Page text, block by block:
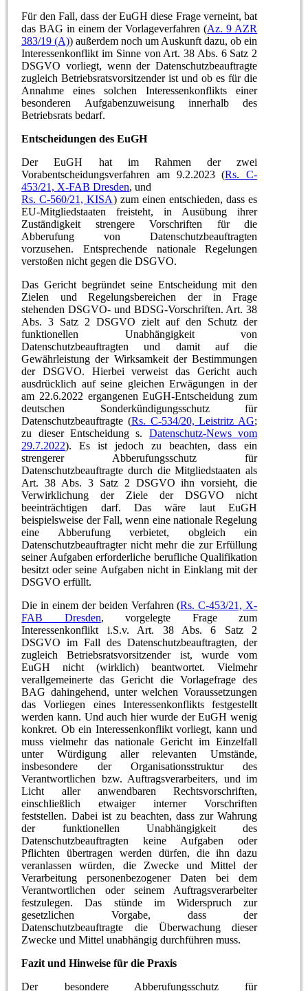
Für den Fall, dass der EuGH diese Frage verneint, bat
das BAG in einem der Vorlageverfahren (Az. 9 AZR
383/19 (A)) außerdem noch um Auskunft dazu, ob ein
Interessenkonflikt im Sinne von Art. 38 Abs. 6 Satz 2
DSGVO vorliegt, wenn der Datenschutzbeauftragte
zugleich Betriebsratsvorsitzender ist und ob es für die
Annahme eines solchen Interessenkonflikts einer
besonderen Aufgabenzuweisung innerhalb des
Betriebsrats bedarf.
Entscheidungen des EuGH
Der EuGH hat im Rahmen der zwei
Vorabentscheidungsverfahren am 9.2.2023 (Rs. C-
453/21, X-FAB Dresden, und
Rs. C-560/21, KISA) zum einen entschieden, dass es
EU-Mitgliedstaaten freisteht, in Ausübung ihrer
Zuständigkeit strengere Vorschriften für die
Abberufung von Datenschutzbeauftragten
vorzusehen. Entsprechende nationale Regelungen
verstoßen nicht gegen die DSGVO.
Das Gericht begründet seine Entscheidung mit den
Zielen und Regelungsbereichen der in Frage
stehenden DSGVO- und BDSG-Vorschriften. Art. 38
Abs. 3 Satz 2 DSGVO zielt auf den Schutz der
funktionellen Unabhängigkeit von
Datenschutzbeauftragten und damit auf die
Gewährleistung der Wirksamkeit der Bestimmungen
der DSGVO. Hierbei verweist das Gericht auch
ausdrücklich auf seine gleichen Erwägungen in der
am 22.6.2022 ergangenen EuGH-Entscheidung zum
deutschen Sonderkündigungsschutz für
Datenschutzbeauftragte (Rs. C-534/20, Leistritz AG;
zu dieser Entscheidung s. Datenschutz-News vom
29.7.2022). Es ist jedoch zu beachten, dass ein
strengerer Abberufungsschutz für
Datenschutzbeauftragte durch die Mitgliedstaaten als
Art. 38 Abs. 3 Satz 2 DSGVO ihn vorsieht, die
Verwirklichung der Ziele der DSGVO nicht
beeinträchtigen darf. Das wäre laut EuGH
beispielsweise der Fall, wenn eine nationale Regelung
eine Abberufung verbietet, obgleich ein
Datenschutzbeauftragter nicht mehr die zur Erfüllung
seiner Aufgaben erforderliche berufliche Qualifikation
besitzt oder seine Aufgaben nicht in Einklang mit der
DSGVO erfüllt.
Die in einem der beiden Verfahren (Rs. C-453/21, X-
FAB Dresden, vorgelegte Frage zum
Interessenkonflikt i.S.v. Art. 38 Abs. 6 Satz 2
DSGVO im Fall des Datenschutzbeauftragten, der
zugleich Betriebsratsvorsitzender ist, wurde vom
EuGH nicht (wirklich) beantwortet. Vielmehr
verallgemeinerte das Gericht die Vorlagefrage des
BAG dahingehend, unter welchen Voraussetzungen
das Vorliegen eines Interessenkonflikts festgestellt
werden kann. Und auch hier wurde der EuGH wenig
konkret. Ob ein Interessenkonflikt vorliegt, kann und
muss vielmehr das nationale Gericht im Einzelfall
unter Würdigung aller relevanten Umstände,
insbesondere der Organisationsstruktur des
Verantwortlichen bzw. Auftragsverarbeiters, und im
Licht aller anwendbaren Rechtsvorschriften,
einschließlich etwaiger interner Vorschriften
feststellen. Dabei ist zu beachten, dass zur Wahrung
der funktionellen Unabhängigkeit des
Datenschutzbeauftragten keine Aufgaben oder
Pflichten übertragen werden dürfen, die ihn dazu
veranlassen würden, die Zwecke und Mittel der
Verarbeitung personenbezogener Daten bei dem
Verantwortlichen oder seinem Auftragsverarbeiter
festzulegen. Das stünde im Widerspruch zur
gesetzlichen Vorgabe, dass der
Datenschutzbeauftragte die Überwachung dieser
Zwecke und Mittel unabhängig durchführen muss.
Fazit und Hinweise für die Praxis
Der besondere Abberufungsschutz für